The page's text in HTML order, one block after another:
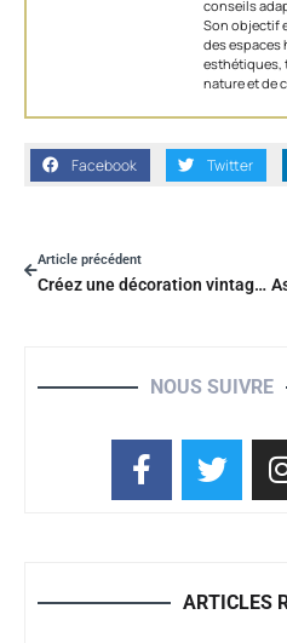
conseils
Son objectif
des
esthétiques,
nature et de
Facebook Twitter
Article précédent
Créez une décoration vintage facilement
NOUS SUIVRE
ARTICLES